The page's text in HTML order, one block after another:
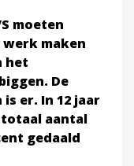
moeten
maken
het
De
er. In 12 jaar
aantal
gedaald